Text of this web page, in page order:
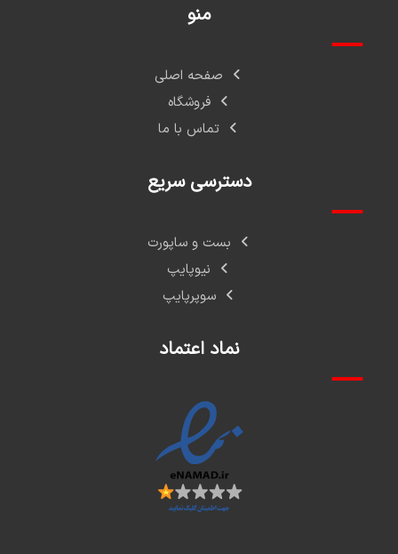
منو
صفحه اصلی
فروشگاه
تماس با ما
دسترسی سریع
بست و ساپورت
نیوپایپ
سوپرپایپ
نماد اعتماد